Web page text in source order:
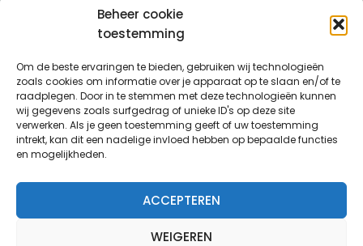
Beheer cookie
toestemming
Om de beste ervaringen te bieden, gebruiken wij technologieën
zoals cookies om informatie over je apparaat op te slaan en/of te
raadplegen. Door in te stemmen met deze technologieën kunnen
wij gegevens zoals surfgedrag of unieke ID's op deze site
verwerken. Als je geen toestemming geeft of uw toestemming
intrekt, kan dit een nadelige invloed hebben op bepaalde functies
en mogelijkheden.
ACCEPTEREN
WEIGEREN
Contractwerk
Water
Andere
PVL kwam tot stand dankzij de medewerking van: